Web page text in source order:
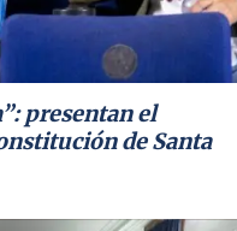
presentan el
de Santa